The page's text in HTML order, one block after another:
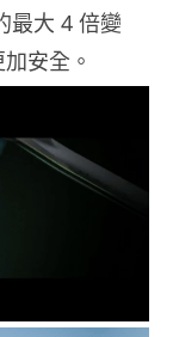
最大 4 倍變
安全。